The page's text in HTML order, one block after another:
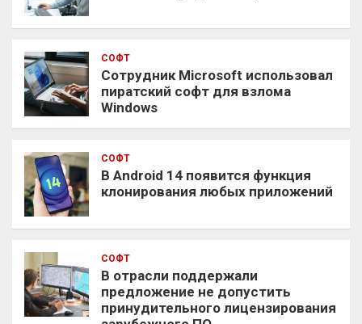
СОФТ
Сотрудник Microsoft использовал
пиратский софт для взлома
Windows
СОФТ
В Android 14 появится функция
клонирования любых приложений
СОФТ
В отрасли поддержали
предложение не допустить
принудительного лицензирования